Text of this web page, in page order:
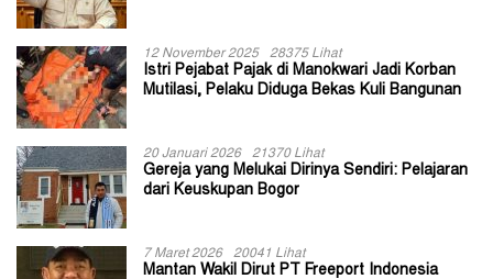
12 November 2025 28375 Lihat
Istri Pejabat Pajak di Manokwari Jadi Korban
Mutilasi, Pelaku Diduga Bekas Kuli Bangunan
20 Januari 2026 21370 Lihat
Gereja yang Melukai Dirinya Sendiri: Pelajaran
dari Keuskupan Bogor
7 Maret 2026 20041 Lihat
Mantan Wakil Dirut PT Freeport Indonesia